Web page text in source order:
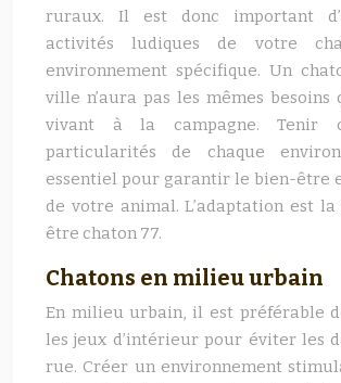
ruraux. Il est donc important
activités ludiques de votre
environnement spécifique. Un
ville n’aura pas les mêmes besoins
vivant à la campagne. Tenir
particularités de chaque
essentiel pour garantir le bien-être
de votre animal. L’adaptation est
être chaton 77.
Chatons en milieu urbain
En milieu urbain, il est préférable
les jeux d’intérieur pour éviter les
rue. Créer un environnement